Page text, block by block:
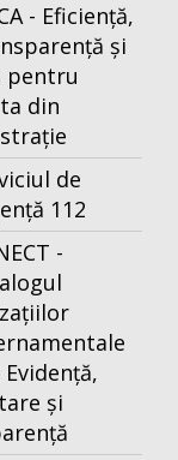
- Eficiență,
și
pentru
din
de
112
-
și